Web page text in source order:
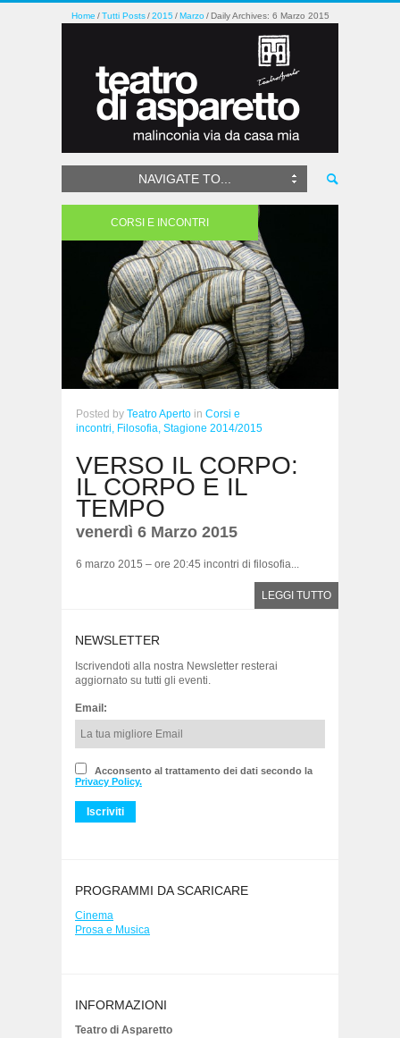
Home Tutti Posts 2015 Marzo Daily Archives: 6 Marzo 2015
NAVIGATE TO...
CORSI E INCONTRI
Posted by Teatro Aperto in Corsi e
incontri, Filosofia, Stagione 2014/2015
VERSO IL CORPO:
IL CORPO E IL
TEMPO
venerdì 6 Marzo 2015
6 marzo 2015 – ore 20:45 incontri di filosofia...
LEGGI TUTTO
NEWSLETTER
Iscrivendoti alla nostra Newsletter resterai
aggiornato su tutti gli eventi.
Email:
Acconsento al trattamento dei dati secondo la
Privacy Policy.
PROGRAMMI DA SCARICARE
Cinema
Prosa e Musica
INFORMAZIONI
Teatro di Asparetto